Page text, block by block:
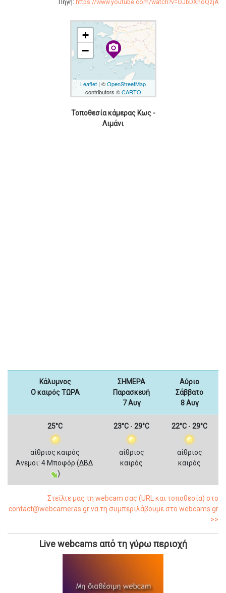
Πηγή: https://www.youtube.com/watch?v=OJbDXnoQzjA
camera_alt
+
−
Leaflet | ©OpenStreetMap
contributors ©CARTO
Τοποθεσία κάμερας Κως -
Λιμάνι
Κάλυμνος
Ο καιρός ΤΩΡΑ
ΣΗΜΕΡΑ
Παρασκευή
7 Αυγ
Αύριο
Σάββατο
8 Αυγ
25°C
αίθριος καιρός
Ανεμοι: 4 Μποφόρ (ΔΒΔ
)
23°C - 29°C
αίθριος
καιρός
22°C - 29°C
αίθριος
καιρός
Στείλτε μας τη webcam σας (URL και τοποθεσία) στο
contact@webcameras.gr να τη συμπεριλάβουμε στο webcams.gr
>>
Live webcams από τη γύρω περιοχή